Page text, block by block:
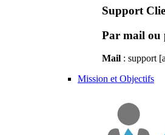
Support
Par mail ou
Mail : support
Mission et Objectifs